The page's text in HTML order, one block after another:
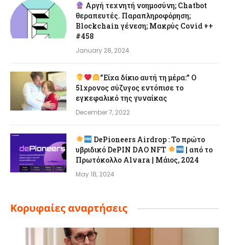
Αργή τεχνητή νοημοσύνη; Chatbot
θεραπευτές. Παραπληροφόρηση;
Blockchain γένεση; Μακρύς Covid ++
#458
January 28, 2024
”Είχα δίκιο αυτή τη μέρα:” Ο
51χρονος σύζυγος εντόπισε το
εγκεφαλικό της γυναίκας
December 7, 2022
DePioneers Airdrop : Το πρώτο
υβριδικό DePIN DAO NFT
| από το
Πρωτόκολλο Alvara | Μάιος, 2024
May 18, 2024
Κορυφαίες αναρτήσεις